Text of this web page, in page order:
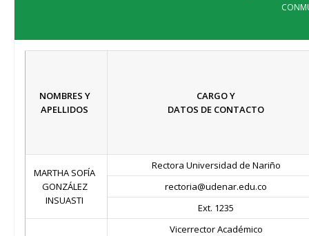
NOMBRES Y
APELLIDOS
CARGO Y
DATOS DE CONTACTO
MARTHA SOFÍA
GONZÁLEZ
INSUASTI
Rectora Universidad de Nariño
rectoria@udenar.edu.co
Ext. 1235
Vicerrector Académico